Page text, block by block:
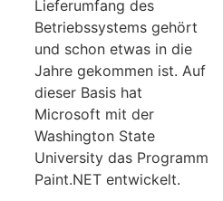
Lieferumfang des
Betriebssystems gehört
und schon etwas in die
Jahre gekommen ist. Auf
dieser Basis hat
Microsoft mit der
Washington State
University das Programm
Paint.NET entwickelt.